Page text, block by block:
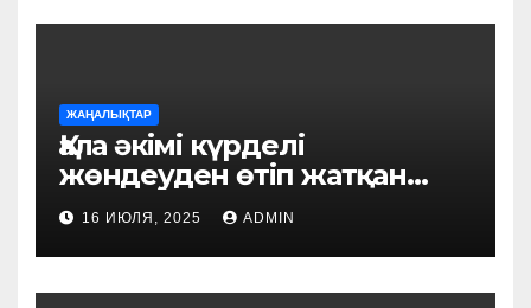
ЖАҢАЛЫҚТАР
Қала әкімі күрделі
жөндеуден өтіп жатқан
білім ордаларын аралады
16 ИЮЛЯ, 2025 ADMIN